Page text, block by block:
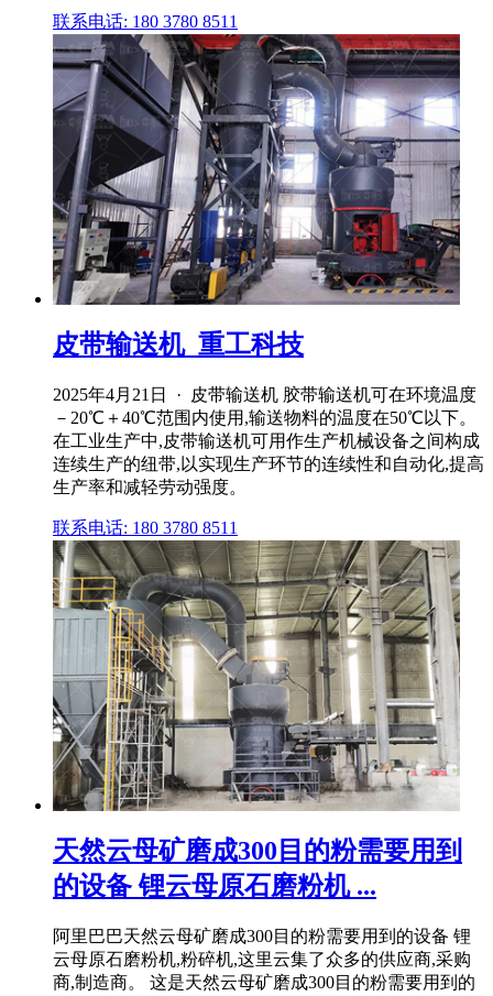
联系电话: 180 3780 8511
皮带输送机_重工科技
2025年4月21日 · 皮带输送机 胶带输送机可在环境温度
－20℃＋40℃范围内使用,输送物料的温度在50℃以下。
在工业生产中,皮带输送机可用作生产机械设备之间构成
连续生产的纽带,以实现生产环节的连续性和自动化,提高
生产率和减轻劳动强度。
联系电话: 180 3780 8511
天然云母矿磨成300目的粉需要用到
的设备 锂云母原石磨粉机 ...
阿里巴巴天然云母矿磨成300目的粉需要用到的设备 锂
云母原石磨粉机,粉碎机,这里云集了众多的供应商,采购
商,制造商。 这是天然云母矿磨成300目的粉需要用到的